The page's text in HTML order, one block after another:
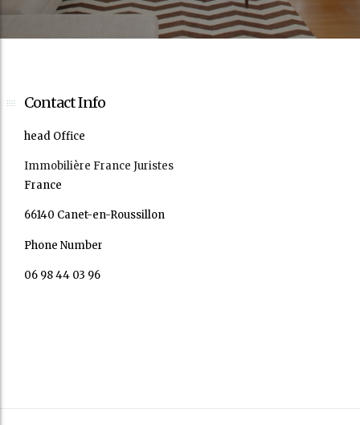
Contact Info
head Office
Immobilière France Juristes
France
66140 Canet-en-Roussillon
Phone Number
06 98 44 03 96